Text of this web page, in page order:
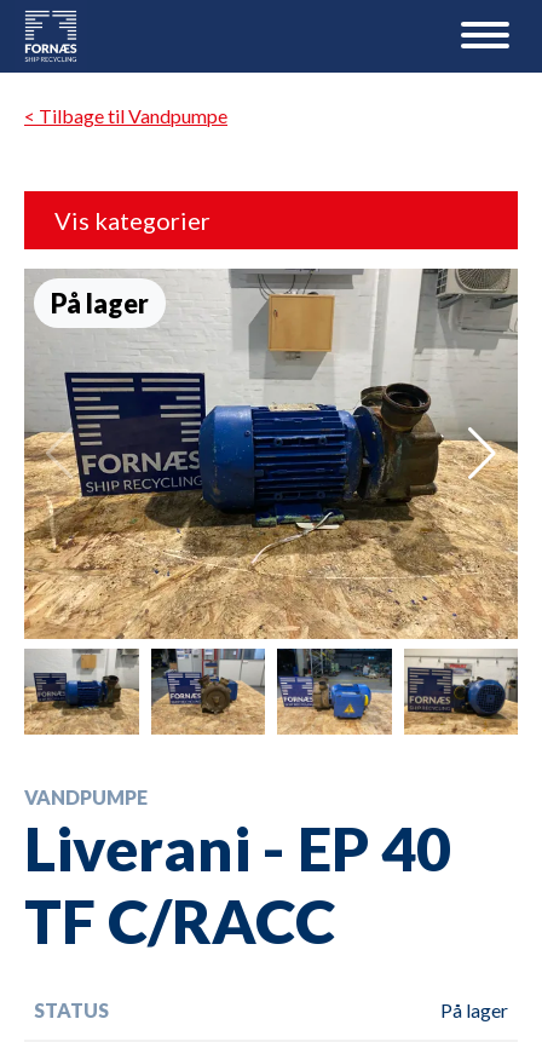
< Tilbage til Vandpumpe
Vis kategorier
På lager
VANDPUMPE
Liverani - EP 40
TF C/RACC
STATUS På lager